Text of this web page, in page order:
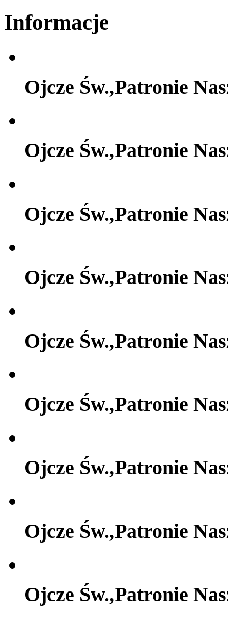
Informacje
Ojcze Św.,Patronie
Ojcze Św.,Patronie
Ojcze Św.,Patronie
Ojcze Św.,Patronie
Ojcze Św.,Patronie
Ojcze Św.,Patronie
Ojcze Św.,Patronie
Ojcze Św.,Patronie
Ojcze Św.,Patronie